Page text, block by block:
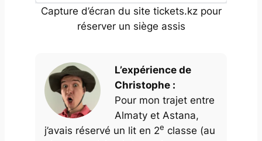
Capture d’écran du site tickets.kz pour
réserver un siège assis
L’expérience de
Christophe :
Pour mon trajet entre
Almaty et Astana,
j’avais réservé un lit en 2e classe (au